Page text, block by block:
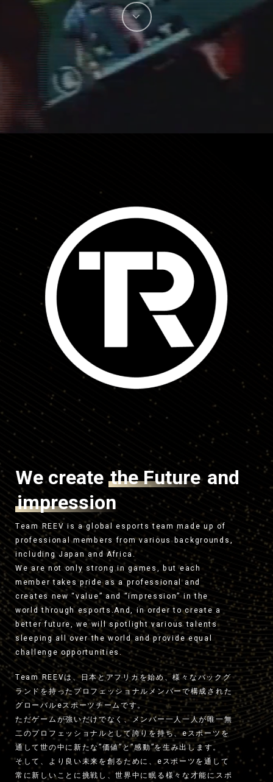
We create the Futureand
impression
Team REEV is a global esports team made up of
professional members from various backgrounds,
including Japan and Africa.
We are not only strong in games, but each
member takes pride as a professional and
creates new “value” and “impression” in the
world through esports.And, in order to create a
better future, we will spotlight various talents
sleeping all over the world and provide equal
challenge opportunities.
Team REEVは、日本とアフリカを始め、様々なバックグ
ランドを持ったプロフェッショナルメンバーで構成された
グローバルeスポーツチームです。
ただゲームが強いだけでなく、メンバー一人一人が唯一無
二のプロフェッショナルとして誇りを持ち、eスポーツを
通して世の中に新たな”価値”と”感動”を生み出します。
そして、より良い未来を創るために、eスポーツを通して
常に新しいことに挑戦し、世界中に眠る様々な才能にスポ